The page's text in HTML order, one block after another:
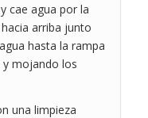
cae agua por la
arriba junto
hasta la rampa
mojando los
una limpieza